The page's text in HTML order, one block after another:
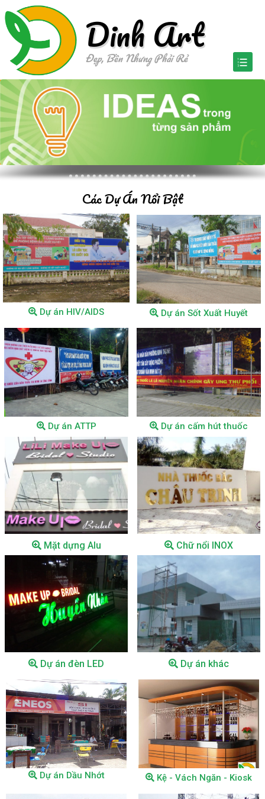
DinhArt
Đẹp, Bền Nhưng Phải Rẻ
Các Dự Án Nổi Bật
Dự án HIV
Dự án HIV/AIDS
Dự án HIV
Dự án Sốt Xuất Huyết
Dự án HIV
Dự án ATTP
Dự án HIV
Dự án cấm hút thuốc
Mặt dựng Alu Chữ nổi INOX
Dự án đèn LED Dự án khác
Dự án HIV
Dự án Dầu Nhớt
Dự án HIV
Kệ - Vách Ngăn - Kiosk